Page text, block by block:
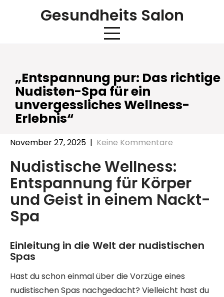
Gesundheits Salon
„Entspannung pur: Das richtige
Nudisten-Spa für ein
unvergessliches Wellness-
Erlebnis“
November 27, 2025 | Keine Kommentare
Nudistische Wellness:
Entspannung für Körper
und Geist in einem Nackt-
Spa
Einleitung in die Welt der nudistischen
Spas
Hast du schon einmal über die Vorzüge eines
nudistischen Spas nachgedacht? Vielleicht hast du